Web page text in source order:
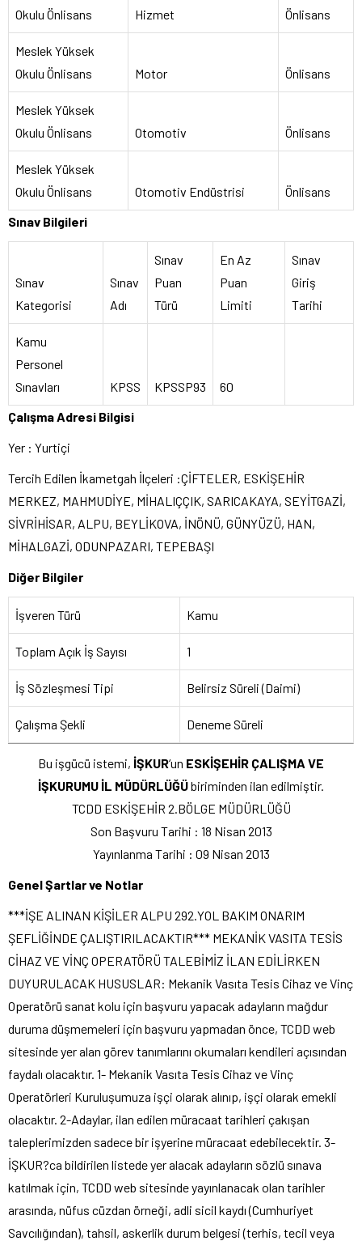
Okulu Önlisans
Hizmet
Önlisans
Meslek Yüksek
Okulu Önlisans
Motor Önlisans
Meslek Yüksek
Okulu Önlisans
Otomotiv Önlisans
Meslek Yüksek
Okulu Önlisans
Otomotiv Endüstrisi
Önlisans
Sınav Bilgileri
Sınav
Kategorisi
Sınav
Adı
Sınav
Puan
Türü
En Az
Puan
Limiti
Sınav
Giriş
Tarihi
Kamu
Personel
Sınavları
KPSS KPSSP93
60
Çalışma Adresi Bilgisi
Yer : Yurtiçi
Tercih Edilen İkametgah İlçeleri :ÇİFTELER, ESKİŞEHİR
MERKEZ, MAHMUDİYE, MİHALIÇÇIK, SARICAKAYA, SEYİTGAZİ,
SİVRİHİSAR, ALPU, BEYLİKOVA, İNÖNÜ, GÜNYÜZÜ, HAN,
MİHALGAZİ, ODUNPAZARI, TEPEBAŞI
Diğer Bilgiler
İşveren Türü Kamu
Toplam Açık İş Sayısı 1
İş Sözleşmesi Tipi Belirsiz Süreli (Daimi)
Çalışma Şekli Deneme Süreli
Bu işgücü istemi, İŞKUR‘un ESKİŞEHİR ÇALIŞMA VE
İŞKURUMU İL MÜDÜRLÜĞÜbiriminden ilan edilmiştir.
TCDD ESKİŞEHİR 2.BÖLGE MÜDÜRLÜĞÜ
Son Başvuru Tarihi : 18 Nisan 2013
Yayınlanma Tarihi : 09 Nisan 2013
Genel Şartlar ve Notlar
***İŞE ALINAN KİŞİLER ALPU 292.YOL BAKIM ONARIM
ŞEFLİĞİNDE ÇALIŞTIRILACAKTIR*** MEKANİK VASITA TESİS
CİHAZ VE VİNÇ OPERATÖRÜ TALEBİMİZ İLAN EDİLİRKEN
DUYURULACAK HUSUSLAR: Mekanik Vasıta Tesis Cihaz ve Vinç
Operatörü sanat kolu için başvuru yapacak adayların mağdur
duruma düşmemeleri için başvuru yapmadan önce, TCDD web
sitesinde yer alan görev tanımlarını okumaları kendileri açısından
faydalı olacaktır. 1- Mekanik Vasıta Tesis Cihaz ve Vinç
Operatörleri Kuruluşumuza işçi olarak alınıp, işçi olarak emekli
olacaktır. 2-Adaylar, ilan edilen müracaat tarihleri çakışan
taleplerimizden sadece bir işyerine müracaat edebilecektir. 3-
İŞKUR?ca bildirilen listede yer alacak adayların sözlü sınava
katılmak için, TCDD web sitesinde yayınlanacak olan tarihler
arasında, nüfus cüzdan örneği, adli sicil kaydı (Cumhuriyet
Savcılığından), tahsil, askerlik durum belgesi (terhis, tecil veya